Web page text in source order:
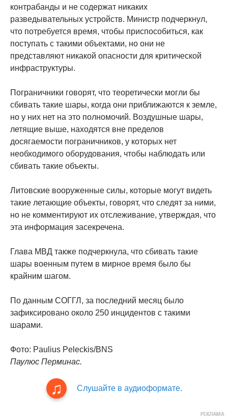
контрабанды и не содержат никаких
разведывательных устройств. Министр подчеркнул,
что потребуется время, чтобы приспособиться, как
поступать с такими объектами, но они не
представляют никакой опасности для критической
инфраструктуры.
Пограничники говорят, что теоретически могли бы
сбивать такие шары, когда они приближаются к земле,
но у них нет на это полномочий. Воздушные шары,
летящие выше, находятся вне пределов
досягаемости пограничников, у которых нет
необходимого оборудования, чтобы наблюдать или
сбивать такие объекты.
Литовские вооруженные силы, которые могут видеть
такие летающие объекты, говорят, что следят за ними,
но не комментируют их отслеживание, утверждая, что
эта информация засекречена.
Глава МВД также подчеркнула, что сбивать такие
шары военным путем в мирное время было бы
крайним шагом.
По данным СОГГЛ, за последний месяц было
зафиксировано около 250 инцидентов с такими
шарами.
Фото: Paulius Peleckis/BNS
Паулюс Перминас.
Слушайте в аудиоформате.